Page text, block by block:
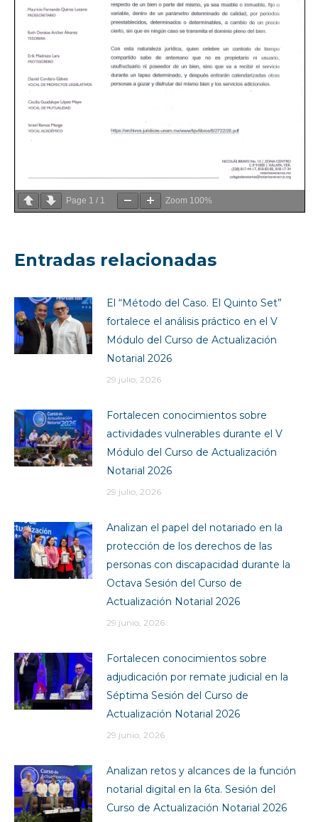
Page 1 / 1 Zoom 100%
Entradas relacionadas
El “Método del Caso. El Quinto Set”
fortalece el análisis práctico en el V
Módulo del Curso de Actualización
Notarial 2026
29 julio, 2026
Fortalecen conocimientos sobre
actividades vulnerables durante el V
Módulo del Curso de Actualización
Notarial 2026
29 julio, 2026
Analizan el papel del notariado en la
protección de los derechos de las
personas con discapacidad durante la
Octava Sesión del Curso de
Actualización Notarial 2026
29 junio, 2026
Fortalecen conocimientos sobre
adjudicación por remate judicial en la
Séptima Sesión del Curso de
Actualización Notarial 2026
29 junio, 2026
Analizan retos y alcances de la función
notarial digital en la 6ta. Sesión del
Curso de Actualización Notarial 2026